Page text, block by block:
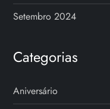
Setembro 2024
Categorias
Aniversário